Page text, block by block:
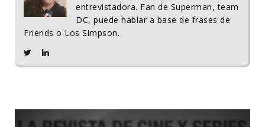
entrevistadora. Fan de Superman, team
DC, puede hablar a base de frases de
Friends o Los Simpson.